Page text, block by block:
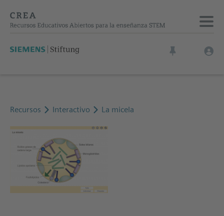
Recursos Interactivo La micela